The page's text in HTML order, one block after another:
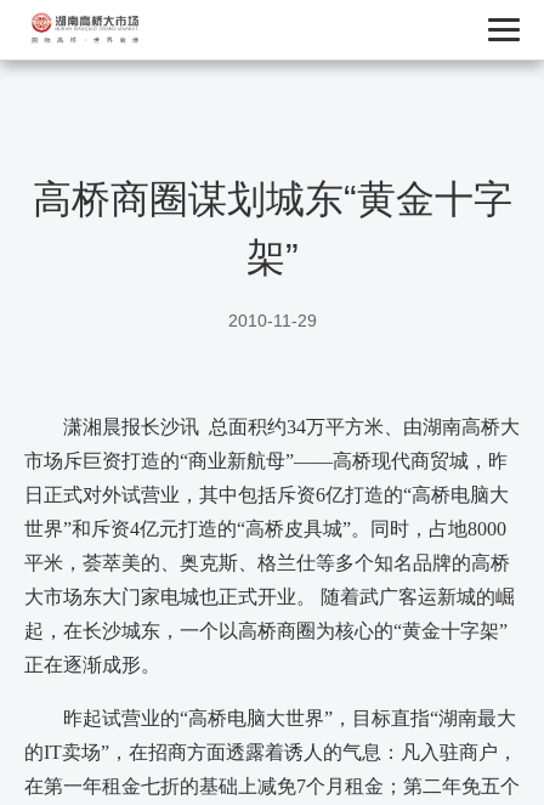
高桥商圈谋划城东“黄金十字
架”
2010-11-29
潇湘晨报长沙讯 总面积约34万平方米、由湖南高桥大
市场斥巨资打造的“商业新航母”——高桥现代商贸城，昨
日正式对外试营业，其中包括斥资6亿打造的“高桥电脑大
世界”和斥资4亿元打造的“高桥皮具城”。同时，占地8000
平米，荟萃美的、奥克斯、格兰仕等多个知名品牌的高桥
大市场东大门家电城也正式开业。 随着武广客运新城的崛
起，在长沙城东，一个以高桥商圈为核心的“黄金十字架”
正在逐渐成形。
昨起试营业的“高桥电脑大世界”，目标直指“湖南最大
的IT卖场”，在招商方面透露着诱人的气息：凡入驻商户，
在第一年租金七折的基础上减免7个月租金；第二年免五个